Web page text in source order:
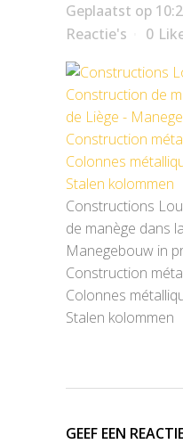
Geplaatst op
Reactie's
0
Constructions
de manège dans
Manegebouw in
Construction
Colonnes
Stalen kolommen
GEEF EEN